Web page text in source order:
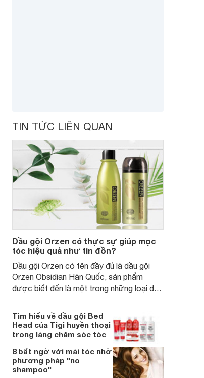
TIN TỨC LIÊN QUAN
Dầu gội Orzen có thực sự giúp mọc
tóc hiệu quả như tin đồn?
Dầu gội Orzen có tên đầy đủ là dầu gội
Orzen Obsidian Hàn Quốc, sản phẩm
được biết đến là một trong những loại dầu
gội chống rụng tóc nổi tiếng tại Việt Nam
hiện nay.
Tìm hiểu về dầu gội Bed
Head của Tigi huyền thoại
trong làng chăm sóc tóc
8 bất ngờ với mái tóc nhờ
phương pháp "no
shampoo"